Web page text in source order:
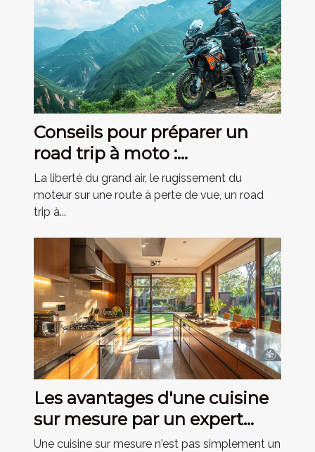
Conseils pour préparer un
road trip à moto :
équipement essentiel
La liberté du grand air, le rugissement du
moteur sur une route à perte de vue, un road
trip à...
Les avantages d'une cuisine
sur mesure par un expert
depuis 1946
Une cuisine sur mesure n'est pas simplement un